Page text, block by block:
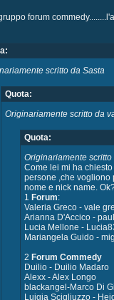
forum
scritto da Sasta
Quota:
Originariamente scritto da
Quota:
Originariamente
Come lei mi ha
persone ,che
nome e nick name.
1 Forum:
Valeria Greco - vale
Arianna D'Accico -
Lucia Mellone -
Mariangela Guido -
2 Forum Commedy
Duilio - Duilio Madaro
Alexx - Alex Longo
blackangel-Marco Di
Luigia Scigliuzzo -